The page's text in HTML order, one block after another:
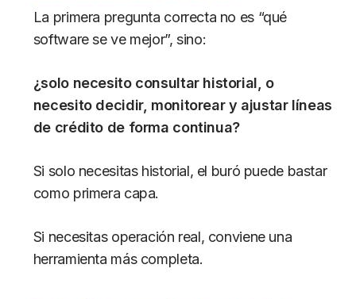
La primera pregunta correcta no es “qué
software se ve mejor”, sino:
¿solo necesito consultar historial, o
necesito decidir, monitorear y ajustar líneas
de crédito de forma continua?
Si solo necesitas historial, el buró puede bastar
como primera capa.
Si necesitas operación real, conviene una
herramienta más completa.